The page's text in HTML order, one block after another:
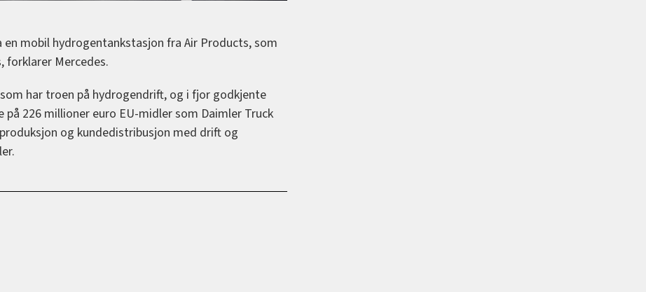
en mobil hydrogentankstasjon fra Air Products, som
forklarer Mercedes.
har troen på hydrogendrift, og i fjor godkjente
226 millioner euro EU-midler som Daimler Truck
og kundedistribusjon med drift og